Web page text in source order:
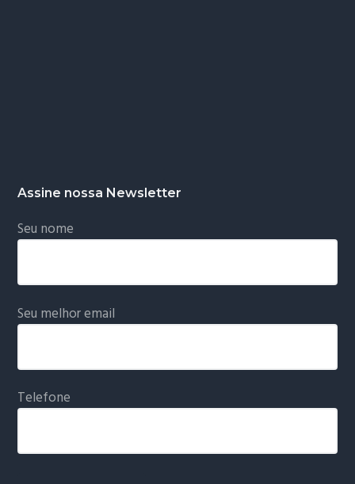
Assine nossa Newsletter
Seu nome
Seu melhor email
Telefone